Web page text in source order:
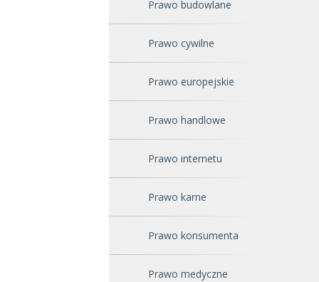
Prawo budowlane
Prawo cywilne
Prawo europejskie
Prawo handlowe
Prawo internetu
Prawo karne
Prawo konsumenta
Prawo medyczne